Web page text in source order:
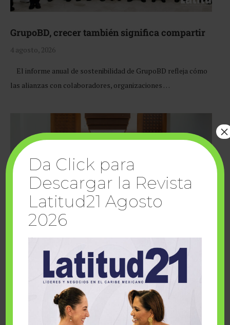
GrupoBD, crecer también significa compartir
4 agosto, 2026
El informe anual de sostenibilidad de GrupoBD refleja cómo
las alianzas con colaboradores, organizaciones …
Cuando la solidaridad inspira; cumplen
sueños Fairmont Mayakoba y Make-A-Wish
Da Click para
Descargar la Revista
Latitud21 Agosto
2026
×